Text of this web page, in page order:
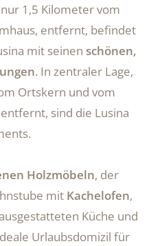
1,5 Kilometer vom
entfernt, befindet
mit seinen schönen,
. In zentraler Lage,
Ortskern und vom
sind die Lusina
Holzmöbeln, der
mit Kachelofen,
Küche und
Urlaubsdomizil für